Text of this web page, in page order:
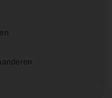
Aurélie elkaar